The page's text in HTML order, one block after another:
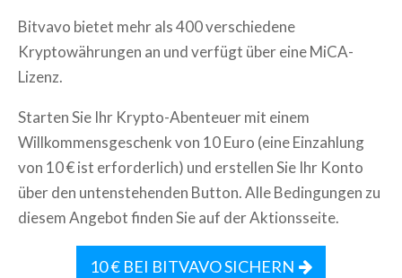
Bitvavo bietet mehr als 400 verschiedene
Kryptowährungen an und verfügt über eine MiCA-
Lizenz.
Starten Sie Ihr Krypto-Abenteuer mit einem
Willkommensgeschenk von 10 Euro (eine Einzahlung
von 10 € ist erforderlich) und erstellen Sie Ihr Konto
über den untenstehenden Button. Alle Bedingungen zu
diesem Angebot finden Sie auf der Aktionsseite.
10 € BEI BITVAVO SICHERN